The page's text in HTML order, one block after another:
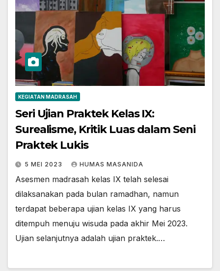
KEGIATAN MADRASAH
Seri Ujian Praktek Kelas IX:
Surealisme, Kritik Luas dalam Seni
Praktek Lukis
5 MEI 2023 HUMAS MASANIDA
Asesmen madrasah kelas IX telah selesai
dilaksanakan pada bulan ramadhan, namun
terdapat beberapa ujian kelas IX yang harus
ditempuh menuju wisuda pada akhir Mei 2023.
Ujian selanjutnya adalah ujian praktek.…